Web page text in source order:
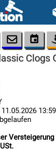
 
Clogs
11.05.2026